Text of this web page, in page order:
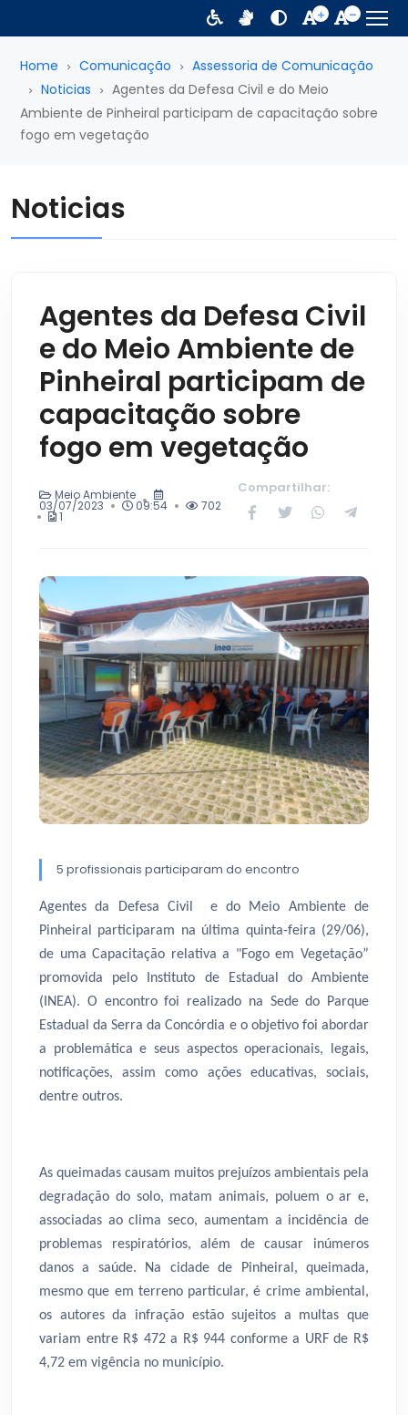
Home Comunicação
Assessoria de Comunicação
Noticias
Agentes da Defesa Civil e do Meio
Ambiente de Pinheiral participam de capacitação sobre
fogo em vegetação
Noticias
Agentes da Defesa Civil
e do Meio Ambiente de
Pinheiral participam de
capacitação sobre
fogo em vegetação
Meio Ambiente
03/07/2023 09:54 702
1
Compartilhar:
5 profissionais participaram do encontro
Agentes da Defesa Civil e do Meio Ambiente de
Pinheiral participaram na última quinta-feira (29/06),
de uma Capacitação relativa a "Fogo em Vegetação”
promovida pelo Instituto de Estadual do Ambiente
(INEA). O encontro foi realizado na Sede do Parque
Estadual da Serra da Concórdia e o objetivo foi abordar
a problemática e seus aspectos operacionais, legais,
notificações, assim como ações educativas, sociais,
dentre outros.
As queimadas causam muitos prejuízos ambientais pela
degradação do solo, matam animais, poluem o ar e,
associadas ao clima seco, aumentam a incidência de
problemas respiratórios, além de causar inúmeros
danos a saúde. Na cidade de Pinheiral, queimada,
mesmo que em terreno particular, é crime ambiental,
os autores da infração estão sujeitos a multas que
variam entre R$ 472 a R$ 944 conforme a URF de R$
4,72 em vigência no município.